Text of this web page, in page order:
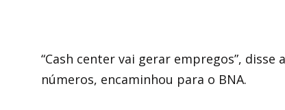
“Cash center vai gerar empregos”,
números, encaminhou para o BNA.